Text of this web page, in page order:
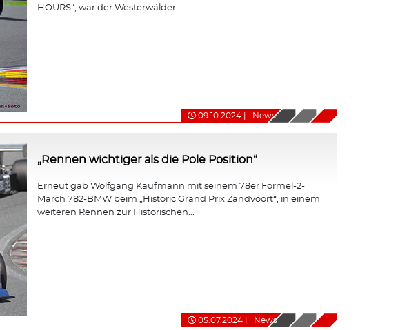
HOURS“, war der Westerwälder...
09.10.2024 News
„Rennen wichtiger als die Pole Position“
Erneut gab Wolfgang Kaufmann mit seinem 78er Formel-2-
March 782-BMW beim „Historic Grand Prix Zandvoort“, in einem
weiteren Rennen zur Historischen...
05.07.2024 News